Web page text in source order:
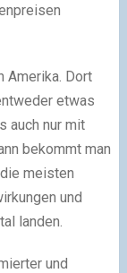
Amerika. Dort
etwas
auch nur mit
bekommt man
meisten
und
landen.
und